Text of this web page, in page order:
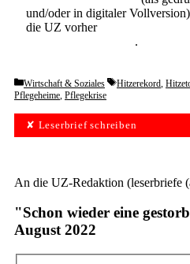
und/oder in digitaler
die UZ vorher
.
Categories
Wirtschaft & Soziales Tags
Hitzerekord,
Pflegeheime, Pflegekrise
✘ Leserbrief schreiben
An die UZ-Redaktion (leserbriefe
"Schon wieder eine
August 2022